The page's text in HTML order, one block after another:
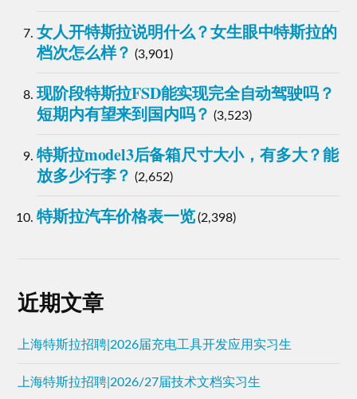
女人开特斯拉说明什么？女生眼中特斯拉的
档次怎么样？ (3,901)
现阶段特斯拉FSD能实现完全自动驾驶吗？
短期内有望来到国内吗？ (3,523)
特斯拉model3后备箱尺寸大小，有多大？能
放多少行李？ (2,652)
特斯拉汽车价格表一览 (2,398)
近期文章
上海特斯拉招聘|2026届充电工具开发应用实习生
上海特斯拉招聘|2026/27届技术文档实习生